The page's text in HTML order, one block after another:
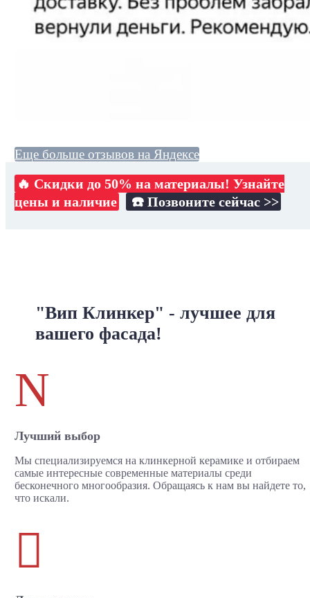
Еще больше отзывов на Яндексе
🔥 Скидки до 50% на материалы! Узнайте
цены и наличие
☎️ Позвоните сейчас >>
"Вип Клинкер" - лучшее для
вашего фасада!
N
Лучший выбор
Мы специализируемся на клинкерной керамике и отбираем
самые интересные современные материалы среди
бесконечного многообразия. Обращаясь к нам вы найдете то,
что искали.
